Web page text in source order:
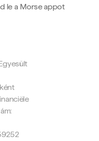
le a Morse appot